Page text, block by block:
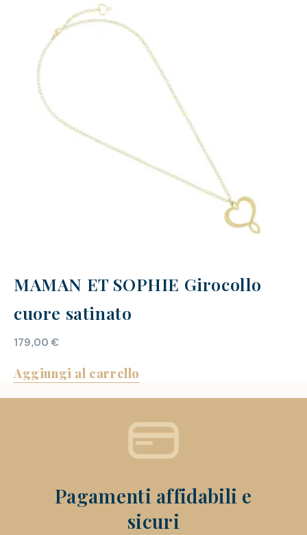
MAMAN ET SOPHIE Girocollo
cuore satinato
179,00€
Aggiungi al carrello
Pagamenti affidabili e
sicuri